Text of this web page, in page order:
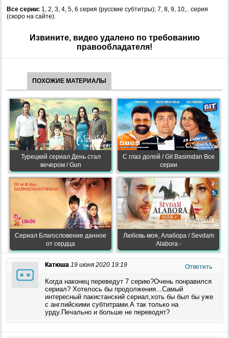
Все серии: 1, 2, 3, 4, 5, 6 серия (русские субтитры); 7, 8, 9, 10,.. серия
(скоро на сайте).
Извините, видео удалено по требованию
правообладателя!
ПОХОЖИЕ МАТЕРИАЛЫ
Турецкий сериал День стал
вечером / Gun
С глаз долой / Git Basimdan Все
серии
Сериал Благословение данное
от сердца
Любовь моя, Алабора / Sevdam
Alabora -
Катюша 19 июня 2020 19:19 Ответить
Когда наконец переведут 7 серию?Очень понравился
сериал? Хотелось бы продолжения...Самый
интересный пакистанский сериал,хоть бы был бы уже
с английскими субтитрами.А так только на
урду.Печально и больше не переводят?